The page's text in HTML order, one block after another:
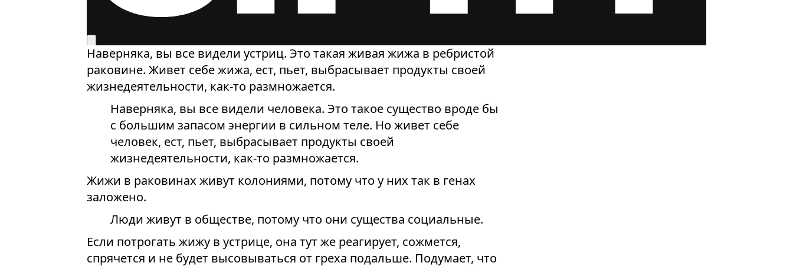
Наверняка, вы все видели устриц. Это такая живая жижа в ребристой
раковине. Живет себе жижа, ест, пьет, выбрасывает продукты своей
жизнедеятельности, как-то размножается.
Наверняка, вы все видели человека. Это такое существо вроде бы
с большим запасом энергии в сильном теле. Но живет себе
человек, ест, пьет, выбрасывает продукты своей
жизнедеятельности, как-то размножается.
Жижи в раковинах живут колониями, потому что у них так в генах
заложено.
Люди живут в обществе, потому что они существа социальные.
Если потрогать жижу в устрице, она тут же реагирует, сожмется,
спрячется и не будет высовываться от греха подальше. Подумает, что